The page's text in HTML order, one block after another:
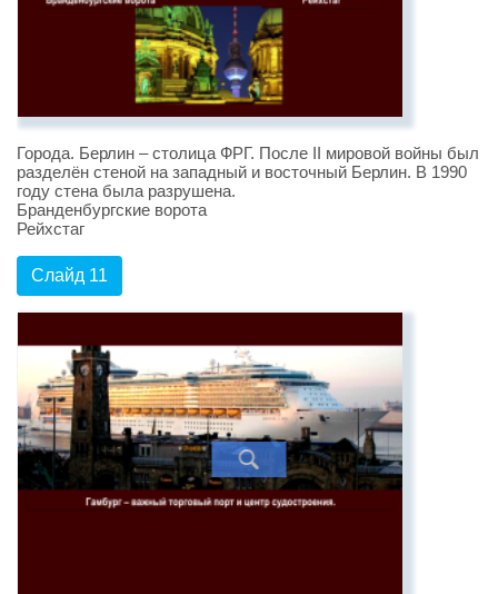
Города. Берлин – столица ФРГ. После II мировой войны был
разделён стеной на западный и восточный Берлин. В 1990
году стена была разрушена.
Бранденбургские ворота
Рейхстаг
Слайд 11